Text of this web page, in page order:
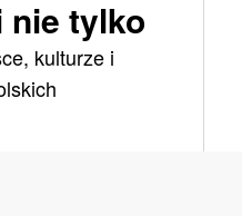
nie tylko
kulturze i